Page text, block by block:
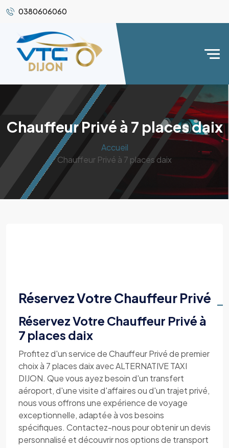
0380606060
Chauffeur Privé à 7 places daix
Accueil
Chauffeur Privé à 7 places daix
Réservez Votre Chauffeur Privé
Réservez Votre Chauffeur Privé à
7 places daix
Profitez d'un service de Chauffeur Privé de premier
choix à 7 places daix avec ALTERNATIVE TAXI
DIJON. Que vous ayez besoin d'un transfert
aéroport, d'une visite d'affaires ou d'un trajet privé,
nous vous offrons une expérience de voyage
exceptionnelle, adaptée à vos besoins
spécifiques. Contactez-nous pour obtenir un devis
personnalisé et découvrir nos options de transport